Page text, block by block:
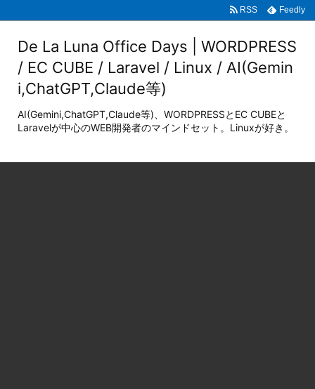
De La Luna Office Days | WORDPRESS
/ EC CUBE / Laravel / Linux / AI(Gemin
i,ChatGPT,Claude等)
AI(Gemini,ChatGPT,Claude等)、WORDPRESSとEC CUBEと
Laravelが中心のWEB開発者のマインドセット。Linuxが好き。
RSS Feedly